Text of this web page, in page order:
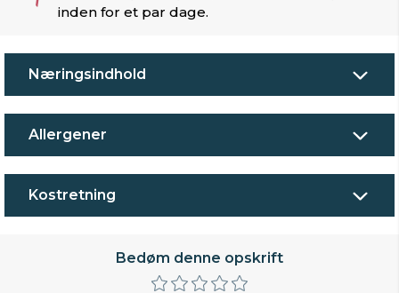
inden for et par dage.
Næringsindhold
Allergener
Kostretning
Bedøm denne opskrift